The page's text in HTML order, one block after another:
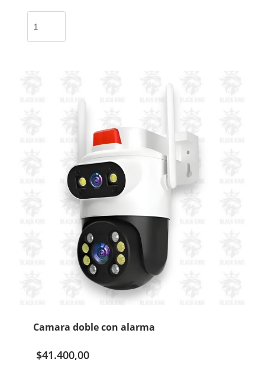
Camara doble con alarma
$41.400,00